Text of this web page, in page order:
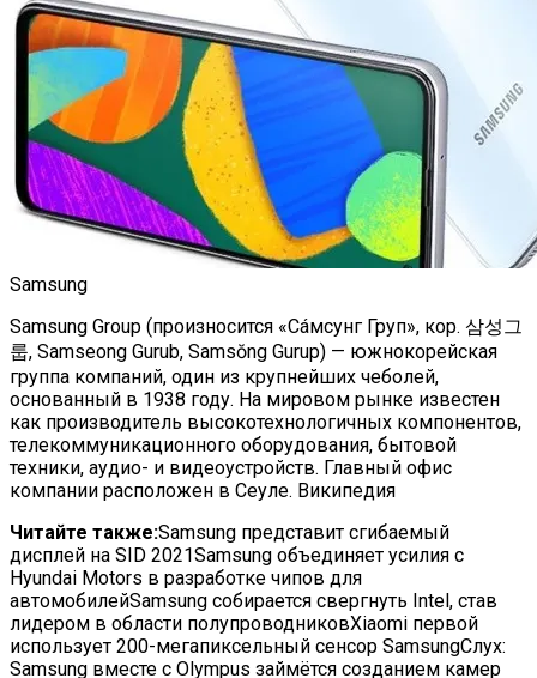
Samsung
Samsung Group (произносится «Сáмсунг Груп», кор. 삼성그
룹, Samseong Gurub, Samsŏng Gurup) — южнокорейская
группа компаний, один из крупнейших чеболей,
основанный в 1938 году. На мировом рынке известен
как производитель высокотехнологичных компонентов,
телекоммуникационного оборудования, бытовой
техники, аудио- и видеоустройств. Главный офис
компании расположен в Сеуле. Википедия
Читайте также:Samsung представит сгибаемый
дисплей на SID 2021Samsung объединяет усилия с
Hyundai Motors в разработке чипов для
автомобилейSamsung собирается свергнуть Intel, став
лидером в области полупроводниковXiaomi первой
использует 200-мегапиксельный сенсор SamsungСлух:
Samsung вместе с Olympus займётся созданием камер